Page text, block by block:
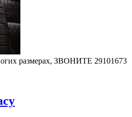
размерах, ЗВОНИТЕ 29101673